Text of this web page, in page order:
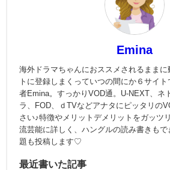
Emina
海外ドラマちゃんにおススメされるままに
トに登録しまくっていつの間にか６サイ
者Emina。すっかりVOD通。U-NEXT、ネ
ラ、FOD、ｄTVなどアナタにピッタリの
さい♪特徴やメリットデメリットをガッツ
流芸能に詳しく、ハングルの読み書きも
題も投稿します♡
最近書いた記事